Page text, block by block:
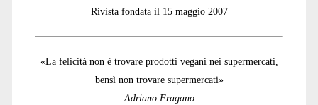
Rivista fondata il 15 maggio 2007
«La felicità non è trovare prodotti vegani nei supermercati,
bensì non trovare supermercati»
Adriano Fragano